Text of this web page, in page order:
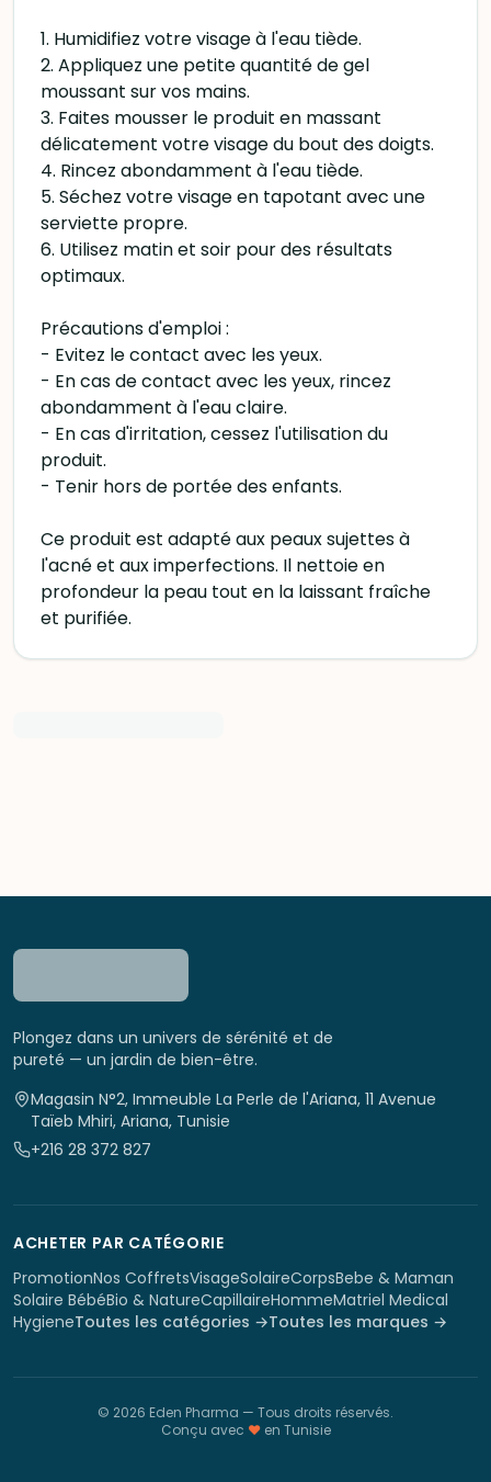
1. Humidifiez votre visage à l'eau tiède.
2. Appliquez une petite quantité de gel
moussant sur vos mains.
3. Faites mousser le produit en massant
délicatement votre visage du bout des doigts.
4. Rincez abondamment à l'eau tiède.
5. Séchez votre visage en tapotant avec une
serviette propre.
6. Utilisez matin et soir pour des résultats
optimaux.
Précautions d'emploi :
- Evitez le contact avec les yeux.
- En cas de contact avec les yeux, rincez
abondamment à l'eau claire.
- En cas d'irritation, cessez l'utilisation du
produit.
- Tenir hors de portée des enfants.
Ce produit est adapté aux peaux sujettes à
l'acné et aux imperfections. Il nettoie en
profondeur la peau tout en la laissant fraîche
et purifiée.
Plongez dans un univers de sérénité et de
pureté — un jardin de bien-être.
Magasin N°2, Immeuble La Perle de l'Ariana, 11 Avenue
Taïeb Mhiri, Ariana, Tunisie
+216 28 372 827
ACHETER PAR CATÉGORIE
PromotionNos CoffretsVisageSolaireCorpsBebe & Maman
Solaire BébéBio & NatureCapillaireHommeMatriel Medical
HygieneToutes les catégories →Toutes les marques →
© 2026 Eden Pharma — Tous droits réservés.
Conçu avec ♥en Tunisie